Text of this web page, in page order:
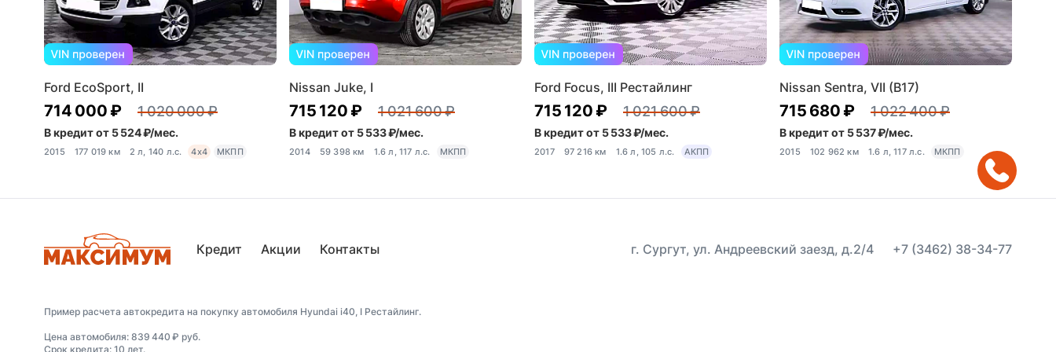
Ford EcoSport, II
714 000 ₽ 1 020 000 ₽
В кредит от 5 524 ₽/мес.
2015 177 019 км 2 л, 140 л.с. 4x4 МКПП
Nissan Juke, I
715 120 ₽ 1 021 600 ₽
В кредит от 5 533 ₽/мес.
2014 59 398 км 1.6 л, 117 л.с. МКПП
Ford Focus, III Рестайлинг
715 120 ₽ 1 021 600 ₽
В кредит от 5 533 ₽/мес.
2017 97 216 км 1.6 л, 105 л.с. АКПП
Nissan Sentra, VII (B17)
715 680 ₽ 1 022 400 ₽
В кредит от 5 537 ₽/мес.
2015 102 962 км 1.6 л, 117 л.с. МКПП
Кредит Акции Контакты г. Сургут, ул. Андреевский заезд, д.2/4 +7 (3462) 38-34-77
Пример расчета автокредита на покупку автомобиля Hyundai i40, I Рестайлинг.
Цена автомобиля: 839 440 ₽ руб.
Срок кредита: 10 лет.